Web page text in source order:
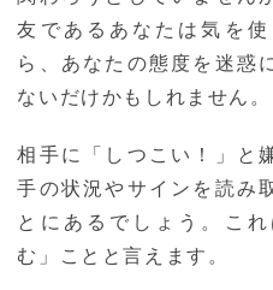
友であるあなたは気を
ら、あなたの態度を迷惑
ないだけかもしれません。
相手に「しつこい！」と
手の状況やサインを読み
とにあるでしょう。こ
む」ことと言えます。